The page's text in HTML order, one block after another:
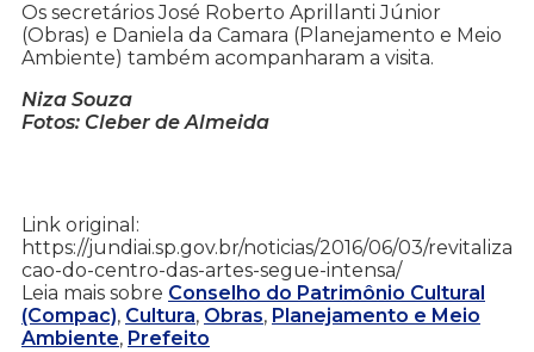
Os secretários José Roberto Aprillanti Júnior
(Obras) e Daniela da Camara (Planejamento e Meio
Ambiente) também acompanharam a visita.
Niza Souza
Fotos: Cleber de Almeida
Link original:
https://jundiai.sp.gov.br/noticias/2016/06/03/revitaliza
cao-do-centro-das-artes-segue-intensa/
Leia mais sobre Conselho do Patrimônio Cultural
(Compac), Cultura, Obras, Planejamento e Meio
Ambiente, Prefeito